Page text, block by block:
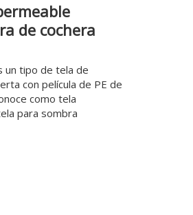
de cochera
un tipo de tela de
con película de PE de
como tela
para sombra